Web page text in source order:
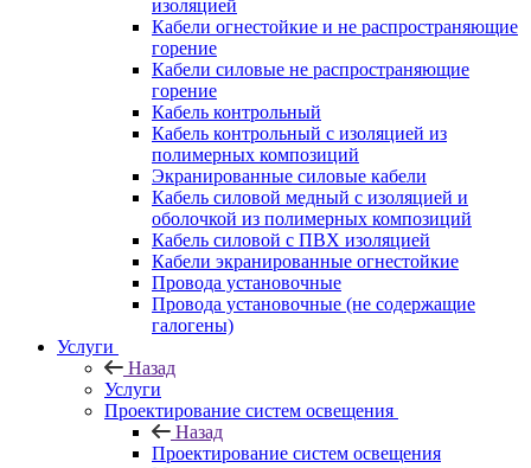
изоляцией
Кабели огнестойкие и не распространяющие
горение
Кабели силовые не распространяющие
горение
Кабель контрольный
Кабель контрольный с изоляцией из
полимерных композиций
Экранированные силовые кабели
Кабель силовой медный с изоляцией и
оболочкой из полимерных композиций
Кабель силовой с ПВХ изоляцией
Кабели экранированные огнестойкие
Провода установочные
Провода установочные (не содержащие
галогены)
Услуги
Назад
Услуги
Проектирование систем освещения
Назад
Проектирование систем освещения